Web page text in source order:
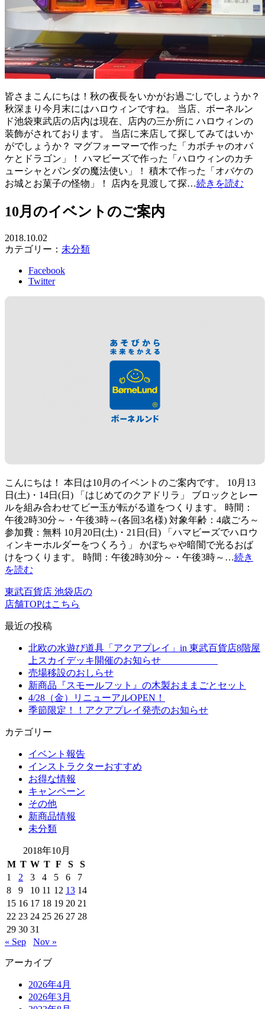
皆さまこんにちは！秋の夜長をいかがお過ごしでしょうか？
秋深まり今月末にはハロウィンですね。 当店、ボーネルン
ド池袋東武店の店内は現在、店内の三か所に ハロウィンの
装飾がされております。 当店に来店して探してみてはいか
がでしょうか？ マグフォーマーで作った「カボチャのオバ
ケとドラゴン」！ ハマビーズで作った「ハロウィンのカチ
ューシャとパンダの魔法使い」！ 積木で作った「オバケの
お城とお菓子の怪物」！ 店内を見渡して探…続きを読む
10月のイベントのご案内
2018.10.02
カテゴリー： 未分類
Facebook
Twitter
こんにちは！ 本日は10月のイベントのご案内です。 10月13
日(土)・14日(日) 「はじめてのクアドリラ」 ブロックとレー
ルを組み合わせてビー玉が転がる道をつくります。 時間：
午後2時30分～・午後3時～(各回3名様) 対象年齢：4歳ごろ～
参加費：無料 10月20日(土)・21日(日) 「ハマビーズでハロウ
ィンキーホルダーをつくろう」 かぼちゃや暗闇で光るおば
けをつくります。 時間：午後2時30分～・午後3時～…続き
を読む
東武百貨店 池袋店の
店舗TOPはこちら
最近の投稿
北欧の水遊び道具「アクアプレイ」in 東武百貨店8階屋
上スカイデッキ開催のお知らせ
売場移設のおしらせ
新商品『スモールフット』の木製おままごとセット
4/28（金）リニューアルOPEN！
季節限定！！アクアプレイ発売のお知らせ
カテゴリー
イベント報告
インストラクターおすすめ
お得な情報
キャンペーン
その他
新商品情報
未分類
2018年10月
M T W T F S
S
1
2 3 4 5 6
7
8
9 10 11 12 13 14
15 16 17 18 19 20 21
22 23 24 25 26 27 28
29 30 31
« Sep
Nov »
アーカイブ
2026年4月
2026年3月